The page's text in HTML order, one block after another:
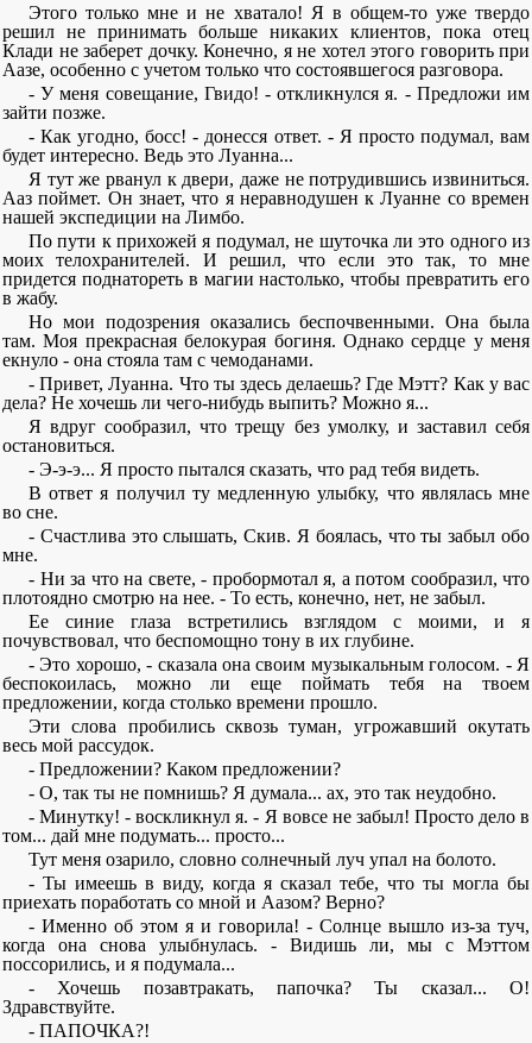
Этого только мне и не хватало! Я в общем-то уже твердо
решил не принимать больше никаких клиентов, пока отец
Клади не заберет дочку. Конечно, я не хотел этого говорить при
Аазе, особенно с учетом только что состоявшегося разговора.
- У меня совещание, Гвидо! - откликнулся я. - Предложи им
зайти позже.
- Как угодно, босс! - донесся ответ. - Я просто подумал, вам
будет интересно. Ведь это Луанна...
Я тут же рванул к двери, даже не потрудившись извиниться.
Ааз поймет. Он знает, что я неравнодушен к Луанне со времен
нашей экспедиции на Лимбо.
По пути к прихожей я подумал, не шуточка ли это одного из
моих телохранителей. И решил, что если это так, то мне
придется поднатореть в магии настолько, чтобы превратить его
в жабу.
Но мои подозрения оказались беспочвенными. Она была
там. Моя прекрасная белокурая богиня. Однако сердце у меня
екнуло - она стояла там с чемоданами.
- Привет, Луанна. Что ты здесь делаешь? Где Мэтт? Как у вас
дела? Не хочешь ли чего-нибудь выпить? Можно я...
Я вдруг сообразил, что трещу без умолку, и заставил себя
остановиться.
- Э-э-э... Я просто пытался сказать, что рад тебя видеть.
В ответ я получил ту медленную улыбку, что являлась мне
во сне.
- Счастлива это слышать, Скив. Я боялась, что ты забыл обо
мне.
- Ни за что на свете, - пробормотал я, а потом сообразил, что
плотоядно смотрю на нее. - То есть, конечно, нет, не забыл.
Ее синие глаза встретились взглядом с моими, и я
почувствовал, что беспомощно тону в их глубине.
- Это хорошо, - сказала она своим музыкальным голосом. - Я
беспокоилась, можно ли еще поймать тебя на твоем
предложении, когда столько времени прошло.
Эти слова пробились сквозь туман, угрожавший окутать
весь мой рассудок.
- Предложении? Каком предложении?
- О, так ты не помнишь? Я думала... ах, это так неудобно.
- Минутку! - воскликнул я. - Я вовсе не забыл! Просто дело в
том... дай мне подумать... просто...
Тут меня озарило, словно солнечный луч упал на болото.
- Ты имеешь в виду, когда я сказал тебе, что ты могла бы
приехать поработать со мной и Аазом? Верно?
- Именно об этом я и говорила! - Солнце вышло из-за туч,
когда она снова улыбнулась. - Видишь ли, мы с Мэттом
поссорились, и я подумала...
- Хочешь позавтракать, папочка? Ты сказал... О!
Здравствуйте.
- ПАПОЧКА?!